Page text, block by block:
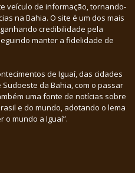
veículo de informação, tornando-
na Bahia. O site é um dos mais
credibilidade pela
manter a fidelidade de
de Iguaí, das cidades
da Bahia, com o passar
uma fonte de notícias sobre
e do mundo, adotando o lema
o mundo a Iguaí”.